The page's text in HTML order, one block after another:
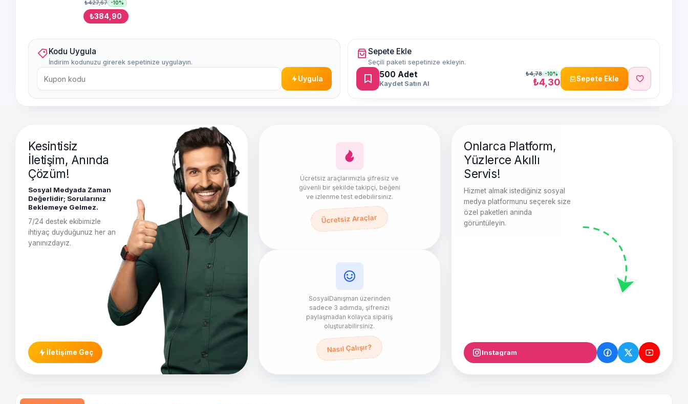
₺427,67 -10%
₺384,90
Kodu Uygula
İndirim kodunuzu girerek sepetinize uygulayın.
Uygula
Sepete Ekle
Seçili paketi sepetinize ekleyin.
500 Adet
Kaydet Satın Al
₺4,78 -10%
₺4,30 Sepete Ekle
Kesintisiz
İletişim, Anında
Çözüm!
Sosyal Medyada Zaman
Değerlidir; Sorularınız
Beklemeye Gelmez.
7/24 destek ekibimizle
ihtiyaç duyduğunuz her an
yanınızdayız.
İletişime Geç
Ücretsiz araçlarımızla şifresiz ve
güvenli bir şekilde takipçi, beğeni
ve izlenme test edebilirsiniz.
Ücretsiz Araçlar
SosyalDanışman üzerinden
sadece 3 adımda, şifrenizi
paylaşmadan kolayca sipariş
oluşturabilirsiniz.
Nasıl Çalışır?
Onlarca Platform,
Yüzlerce Akıllı
Servis!
Hizmet almak istediğiniz sosyal
medya platformunu seçerek size
özel paketleri anında
görüntüleyin.
Instagram